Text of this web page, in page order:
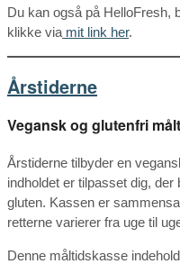
Du kan også på HelloFresh,
klikke via mit link her.
Årstiderne
Vegansk og glutenfri
Årstiderne tilbyder en
indholdet er tilpasset dig,
gluten. Kassen er
retterne varierer fra uge til
Denne måltidskasse